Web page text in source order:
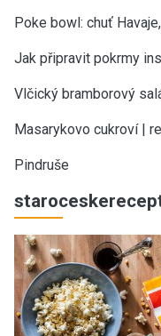
Poke bowl: chuť
Jak připravit pokrmy
Vlčický bramborový
Masarykovo cukroví |
Pindruše